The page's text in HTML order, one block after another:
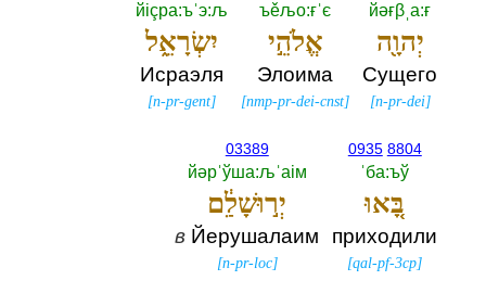
йәғβˌа:ғ
יְהוָ֖ה
Сущего
[n-pr-dei]
ъěљо:ғˈє
אֱלֹהֵ֣י
Элоима
[nmp-pr-dei-cnst]
йiçра:ъˈэ:љ
יִשְׂרָאֵ֑ל
Исраэля
[n-pr-gent]
0935 8804
ˈба:ъў
בָּ֚אוּ
приходили
[qal-pf-3cp]
03389
йәрˈўша:љˈаiм
יְר֣וּשָׁלִַ֔ם
в Йерушалаим
[n-pr-loc]